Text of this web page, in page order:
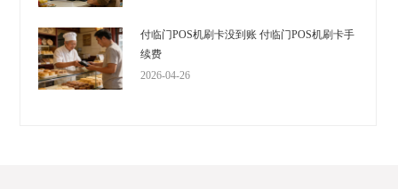
付临门POS机刷卡没到账 付临门POS机刷卡手
续费
2026-04-26